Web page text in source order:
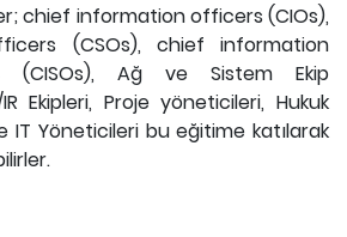
chief information officers (CIOs),
(CSOs), chief information
(CISOs), Ağ ve Sistem Ekip
Ekipleri, Proje yöneticileri, Hukuk
IT Yöneticileri bu eğitime katılarak